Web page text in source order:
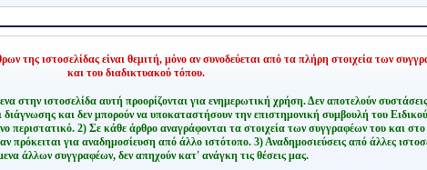
της ιστοσελίδας είναι θεμιτή, μόνο αν συνοδεύεται από τα πλήρη στοιχεία των
και του διαδικτυακού τόπου.
στην ιστοσελίδα αυτή προορίζονται για ενημερωτική χρήση. Δεν αποτελούν συστάσεις
διάγνωσης και δεν μπορούν να υποκαταστήσουν την επιστημονική συμβουλή του Ειδικού
περιστατικό. 2) Σε κάθε άρθρο αναγράφονται τα στοιχεία των συγγραφέων του και στο
πρόκειται για αναδημοσίευση από άλλο ιστότοπο. 3) Αναδημοσιεύσεις από άλλες
άλλων συγγραφέων, δεν απηχούν κατ' ανάγκη τις θέσεις μας.